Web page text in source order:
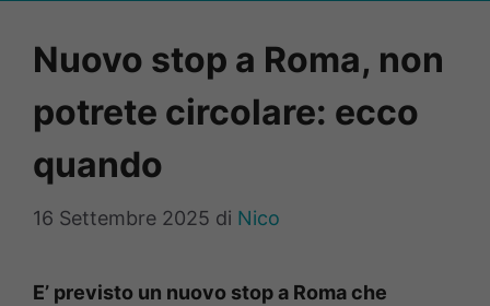
Nuovo stop a Roma, non
potrete circolare: ecco
quando
16 Settembre 2025 di Nico
E’ previsto un nuovo stop a Roma che